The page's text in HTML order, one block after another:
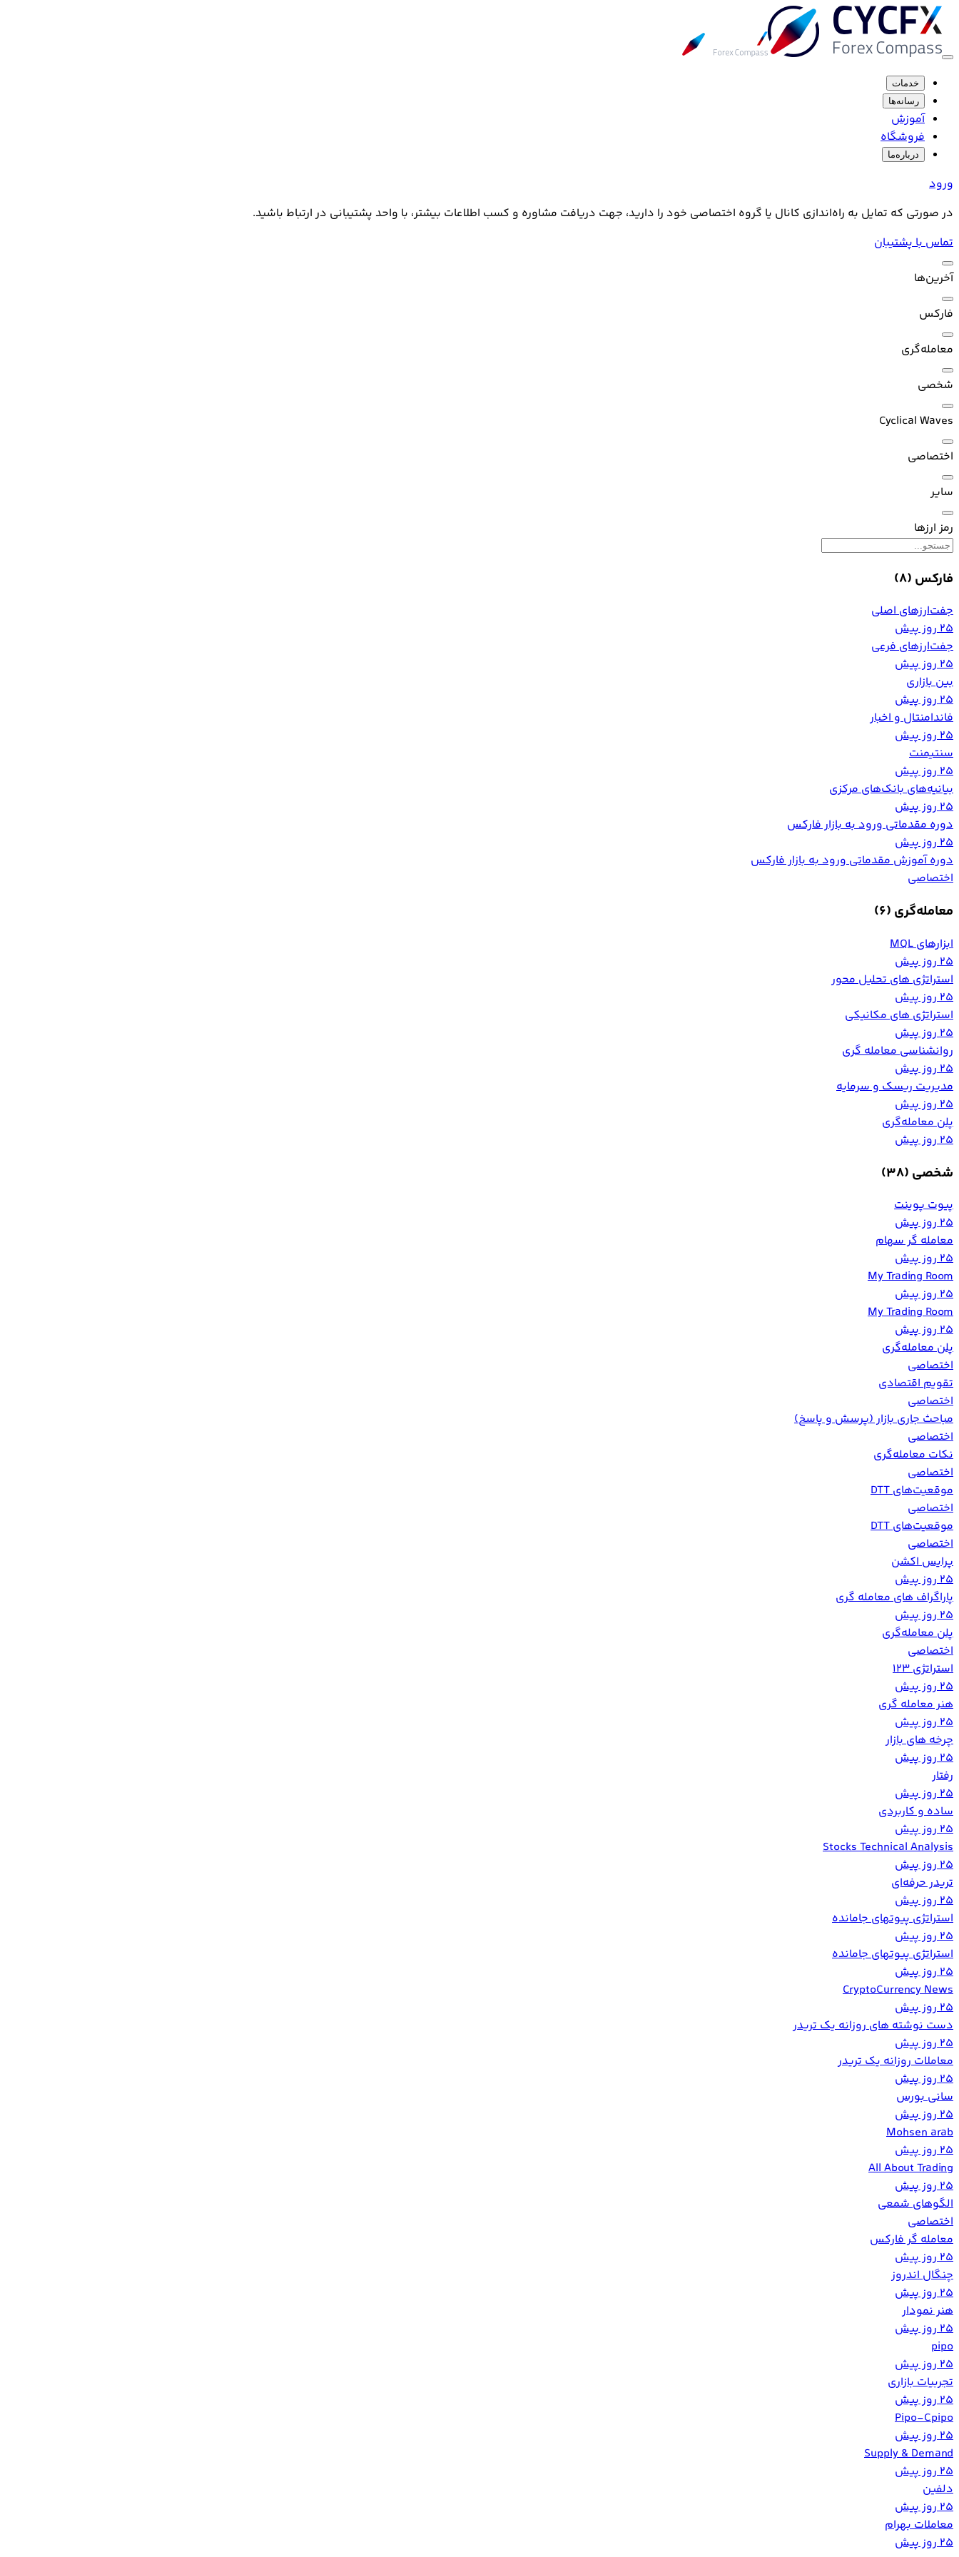
خدمات
رسانه‌ها
آموزش
فروشگاه
درباره‌ما
ورود
در صورتی که تمایل به راه‌اندازی کانال یا گروه اختصاصی خود را دارید، جهت دریافت مشاوره و کسب اطلاعات بیشتر، با واحد پشتیبانی در ارتباط باشید.
تماس با پشتیبان
آخرین‌ها
فارکس
معامله‌گری
شخصی
Cyclical Waves
اختصاصی
سایر
رمز ارزها
فارکس (8)
جفت‌ارزهای اصلی
25 روز پیش
جفت‌ارزهای فرعی
25 روز پیش
بین بازاری
25 روز پیش
فاندامنتال و اخبار
25 روز پیش
سنتیمنت
25 روز پیش
بیانیه‌های بانک‌های مرکزی
25 روز پیش
دوره مقدماتی ورود به بازار فارکس
25 روز پیش
دوره آموزش مقدماتی ورود به بازار فارکس
اختصاصی
معامله‌گری (6)
ابزارهای MQL
25 روز پیش
استراتژی های تحلیل محور
25 روز پیش
استراتژی های مکانیکی
25 روز پیش
روانشناسی معامله گری
25 روز پیش
مدیریت ریسک و سرمایه
25 روز پیش
پلن معامله‌گری
25 روز پیش
شخصی (38)
پیوت پوینت
25 روز پیش
معامله گر سهام
25 روز پیش
My Trading Room
25 روز پیش
My Trading Room
25 روز پیش
پلن معامله‌گری
اختصاصی
تقویم اقتصادی
اختصاصی
مباحث جاری بازار (پرسش و پاسخ)
اختصاصی
نکات معامله‌گری
اختصاصی
موقعیت‌های DTT
اختصاصی
موقعیت‌های DTT
اختصاصی
پرايس اكشن
25 روز پیش
پاراگراف های معامله گری
25 روز پیش
پلن معامله‌گری
اختصاصی
استراتژی 123
25 روز پیش
هنر معامله گری
25 روز پیش
چرخه های بازار
25 روز پیش
رفتار
25 روز پیش
ساده و کاربردی
25 روز پیش
Stocks Technical Analysis
25 روز پیش
تریدر حرفه‌ای
25 روز پیش
استراتژی پیوتهای جامانده
25 روز پیش
استراتژی پیوتهای جامانده
25 روز پیش
CryptoCurrency News
25 روز پیش
دست نوشته های روزانه یک تریدر
25 روز پیش
معاملات روزانه یک تریدر
25 روز پیش
سانی بورس
25 روز پیش
Mohsen arab
25 روز پیش
All About Trading
25 روز پیش
الگوهای شمعی
اختصاصی
معامله گر فارکس
25 روز پیش
‏چنگال اندروز‏
25 روز پیش
هنر نمودار
25 روز پیش
pipo
25 روز پیش
تجربیات بازاری
25 روز پیش
Pipo-Cpipo
25 روز پیش
Supply & Demand
25 روز پیش
دلفین
25 روز پیش
معاملات بهرام
25 روز پیش